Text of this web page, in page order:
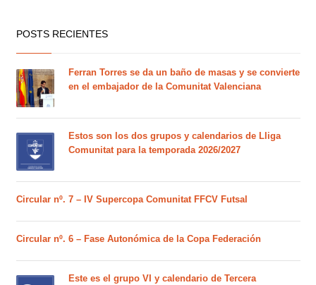
POSTS RECIENTES
Ferran Torres se da un baño de masas y se convierte
en el embajador de la Comunitat Valenciana
Estos son los dos grupos y calendarios de Lliga
Comunitat para la temporada 2026/2027
Circular nº. 7 – IV Supercopa Comunitat FFCV Futsal
Circular nº. 6 – Fase Autonómica de la Copa Federación
Este es el grupo VI y calendario de Tercera